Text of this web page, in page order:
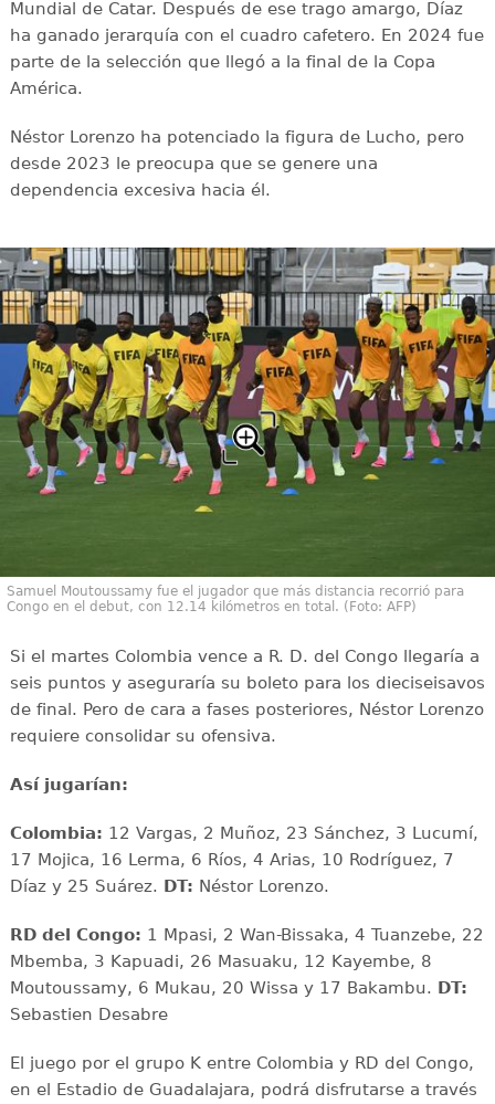
Mundial de Catar. Después de ese trago amargo, Díaz
ha ganado jerarquía con el cuadro cafetero. En 2024 fue
parte de la selección que llegó a la final de la Copa
América.
Néstor Lorenzo ha potenciado la figura de Lucho, pero
desde 2023 le preocupa que se genere una
dependencia excesiva hacia él.
Samuel Moutoussamy fue el jugador que más distancia recorrió para
Congo en el debut, con 12.14 kilómetros en total. (Foto: AFP)
Si el martes Colombia vence a R. D. del Congo llegaría a
seis puntos y aseguraría su boleto para los dieciseisavos
de final. Pero de cara a fases posteriores, Néstor Lorenzo
requiere consolidar su ofensiva.
Así jugarían:
Colombia: 12 Vargas, 2 Muñoz, 23 Sánchez, 3 Lucumí,
17 Mojica, 16 Lerma, 6 Ríos, 4 Arias, 10 Rodríguez, 7
Díaz y 25 Suárez. DT: Néstor Lorenzo.
RD del Congo: 1 Mpasi, 2 Wan-Bissaka, 4 Tuanzebe, 22
Mbemba, 3 Kapuadi, 26 Masuaku, 12 Kayembe, 8
Moutoussamy, 6 Mukau, 20 Wissa y 17 Bakambu. DT:
Sebastien Desabre
El juego por el grupo K entre Colombia y RD del Congo,
en el Estadio de Guadalajara, podrá disfrutarse a través